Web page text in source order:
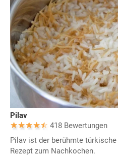
Pilav
418 Bewertungen
Pilav ist der berühmte
Rezept zum Nachkochen.